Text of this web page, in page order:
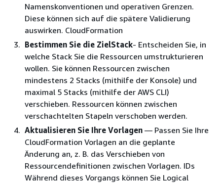
Namenskonventionen und operativen Grenzen.
Diese können sich auf die spätere Validierung
auswirken. CloudFormation
Bestimmen Sie die ZielStack- Entscheiden Sie, in
welche Stack Sie die Ressourcen umstrukturieren
wollen. Sie können Ressourcen zwischen
mindestens 2 Stacks (mithilfe der Konsole) und
maximal 5 Stacks (mithilfe der AWS CLI)
verschieben. Ressourcen können zwischen
verschachtelten Stapeln verschoben werden.
Aktualisieren Sie Ihre Vorlagen — Passen Sie Ihre
CloudFormation Vorlagen an die geplante
Änderung an, z. B. das Verschieben von
Ressourcendefinitionen zwischen Vorlagen. IDs
Während dieses Vorgangs können Sie Logical